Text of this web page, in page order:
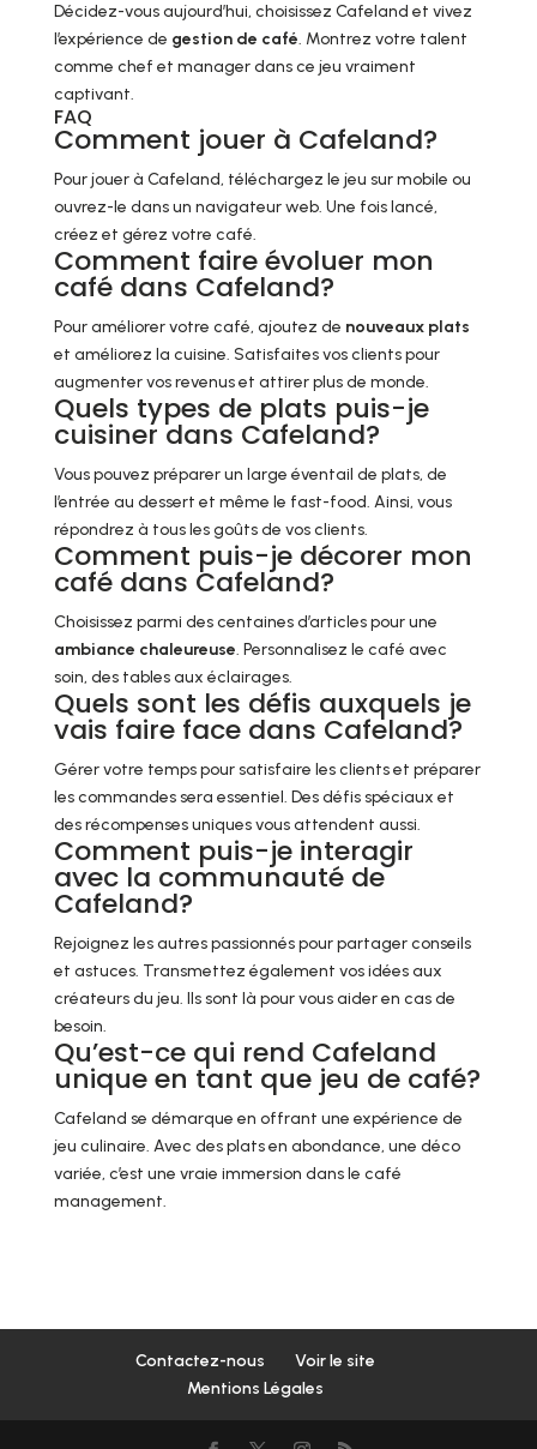
Décidez-vous aujourd’hui, choisissez Cafeland et vivez
l’expérience de gestion de café. Montrez votre talent
comme chef et manager dans ce jeu vraiment
captivant.
FAQ
Comment jouer à Cafeland?
Pour jouer à Cafeland, téléchargez le jeu sur mobile ou
ouvrez-le dans un navigateur web. Une fois lancé,
créez et gérez votre café.
Comment faire évoluer mon
café dans Cafeland?
Pour améliorer votre café, ajoutez de nouveaux plats
et améliorez la cuisine. Satisfaites vos clients pour
augmenter vos revenus et attirer plus de monde.
Quels types de plats puis-je
cuisiner dans Cafeland?
Vous pouvez préparer un large éventail de plats, de
l’entrée au dessert et même le fast-food. Ainsi, vous
répondrez à tous les goûts de vos clients.
Comment puis-je décorer mon
café dans Cafeland?
Choisissez parmi des centaines d’articles pour une
ambiance chaleureuse. Personnalisez le café avec
soin, des tables aux éclairages.
Quels sont les défis auxquels je
vais faire face dans Cafeland?
Gérer votre temps pour satisfaire les clients et préparer
les commandes sera essentiel. Des défis spéciaux et
des récompenses uniques vous attendent aussi.
Comment puis-je interagir
avec la communauté de
Cafeland?
Rejoignez les autres passionnés pour partager conseils
et astuces. Transmettez également vos idées aux
créateurs du jeu. Ils sont là pour vous aider en cas de
besoin.
Qu’est-ce qui rend Cafeland
unique en tant que jeu de café?
Cafeland se démarque en offrant une expérience de
jeu culinaire. Avec des plats en abondance, une déco
variée, c’est une vraie immersion dans le café
management.
Contactez-nous
Voir le site
Mentions Légales